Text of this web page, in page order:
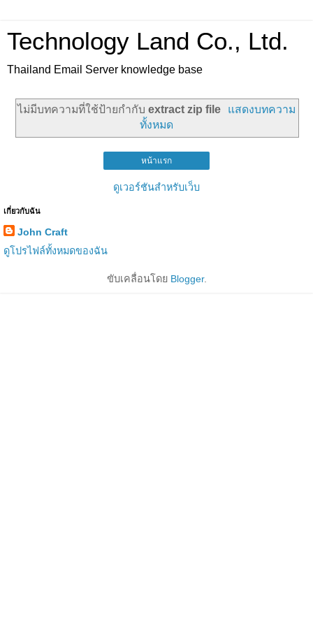
Technology Land Co., Ltd.
Thailand Email Server knowledge base
ไม่มีบทความที่ใช้ป้ายกำกับ extract zip file
แสดงบทความ
ทั้งหมด
หน้าแรก
ดูเวอร์ชันสำหรับเว็บ
เกี่ยวกับฉัน
John Craft
ดูโปรไฟล์ทั้งหมดของฉัน
ขับเคลื่อนโดย Blogger.